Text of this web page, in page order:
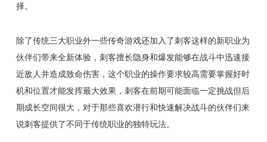
择。
除了传统三大职业外一些传奇游戏还加入了刺客这样的新职业为
伙伴们带来全新体验，刺客擅长隐身和爆发能够在战斗中迅速接
近敌人并造成致命伤害，这个职业的操作要求较高需要掌握好时
机和位置才能发挥最大效果，刺客在前期可能面临一定挑战但后
期成长空间很大，对于那些喜欢潜行和快速解决战斗的伙伴们来
说刺客提供了不同于传统职业的独特玩法。